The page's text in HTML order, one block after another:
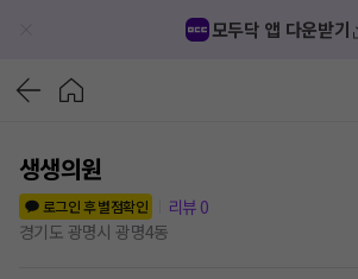
모두닥 앱 다운받기
생생의원
로그인 후 별점확인
리뷰 0
경기도 광명시 광명4동